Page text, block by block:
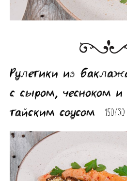
Рулетики из
с сыром, чесноком и
тайским соусом
150/30